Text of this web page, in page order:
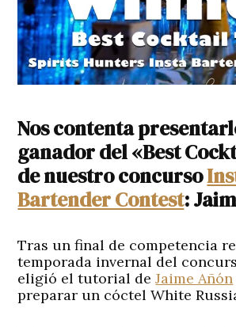
Nos contenta
ganador del «Best
de nuestro concurso
Bartender Contest:
Tras un final de competencia
temporada invernal del
eligió el tutorial deJaime Añón
preparar un cóctel White